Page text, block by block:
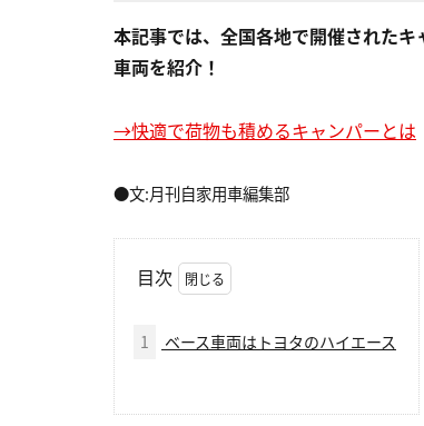
本記事では、全国各地で開催された
車両を紹介！
→快適で荷物も積めるキャンパーとは
●文:月刊自家用車編集部
目次
1 ベース車両はトヨタのハイエース